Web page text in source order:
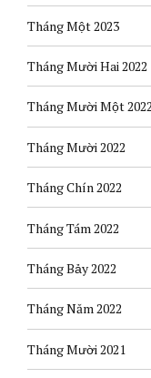
Tháng Một 2023
Tháng Mười Hai 2022
Tháng Mười Một 2022
Tháng Mười 2022
Tháng Chín 2022
Tháng Tám 2022
Tháng Bảy 2022
Tháng Năm 2022
Tháng Mười 2021